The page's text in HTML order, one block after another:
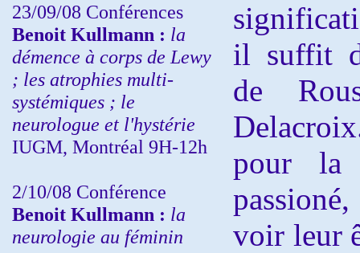
23/09/08 Conférences
Benoit Kullmann : la
démence à corps de Lewy
; les atrophies multi-
systémiques ; le
neurologue et l'hystérie
IUGM, Montréal 9H-12h
2/10/08 Conférence
Benoit Kullmann : la
neurologie au féminin
il suffit
de
pour la
voir leur